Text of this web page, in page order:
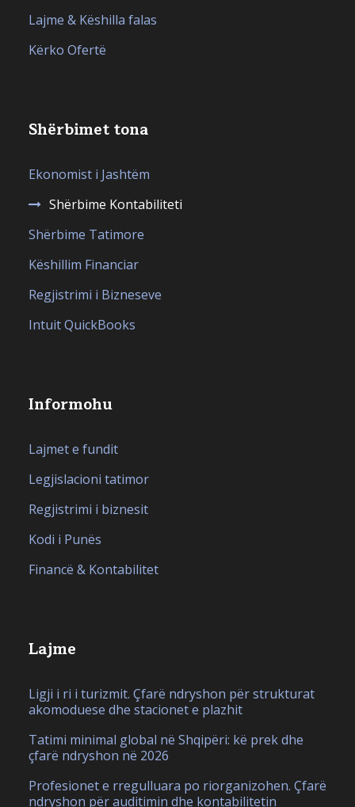
Lajme & Këshilla falas
Kërko Ofertë
Shërbimet tona
Ekonomist i Jashtëm
Shërbime Kontabiliteti
Shërbime Tatimore
Këshillim Financiar
Regjistrimi i Bizneseve
Intuit QuickBooks
Informohu
Lajmet e fundit
Legjislacioni tatimor
Regjistrimi i biznesit
Kodi i Punës
Financë & Kontabilitet
Lajme
Ligji i ri i turizmit. Çfarë ndryshon për strukturat
akomoduese dhe stacionet e plazhit
Tatimi minimal global në Shqipëri: kë prek dhe
çfarë ndryshon në 2026
Profesionet e rregulluara po riorganizohen. Çfarë
ndryshon për auditimin dhe kontabilitetin